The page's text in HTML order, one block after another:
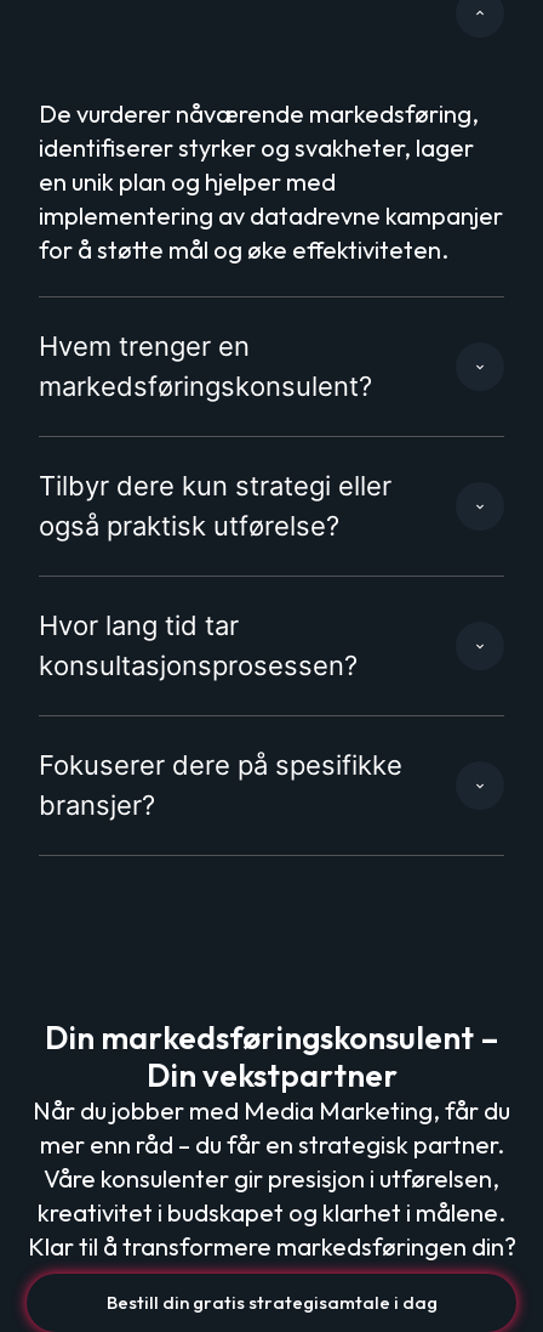
De vurderer nåværende markedsføring,
identifiserer styrker og svakheter, lager
en unik plan og hjelper med
implementering av datadrevne kampanjer
for å støtte mål og øke effektiviteten.
Hvem trenger en
markedsføringskonsulent?
Tilbyr dere kun strategi eller
også praktisk utførelse?
Hvor lang tid tar
konsultasjonsprosessen?
Fokuserer dere på spesifikke
bransjer?
Din markedsføringskonsulent –
Din vekstpartner
Når du jobber med Media Marketing, får du
mer enn råd – du får en strategisk partner.
Våre konsulenter gir presisjon i utførelsen,
kreativitet i budskapet og klarhet i målene.
Klar til å transformere markedsføringen din?
Bestill din gratis strategisamtale i dag